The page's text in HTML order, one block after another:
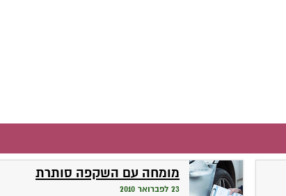
מומחה עם השקפה סותרת
23 לפברואר 2010